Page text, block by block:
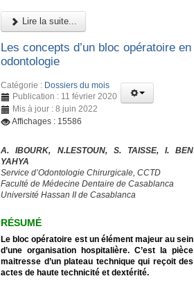
Lire la suite...
Les concepts d’un bloc opératoire en
odontologie
Catégorie : Dossiers du mois
Publication : 11 février 2020
Mis à jour : 8 juin 2022
Affichages : 15586
A. IBOURK, N.LESTOUN, S. TAISSE, I. BEN
YAHYA
Service d’Odontologie Chirurgicale, CCTD
Faculté de Médecine Dentaire de Casablanca
Université Hassan II de Casablanca
RÉSUMÉ
Le bloc opératoire est un élément majeur au sein
d’une organisation hospitalière. C’est la pièce
maitresse d’un plateau technique qui reçoit des
actes de haute technicité et dextérité.